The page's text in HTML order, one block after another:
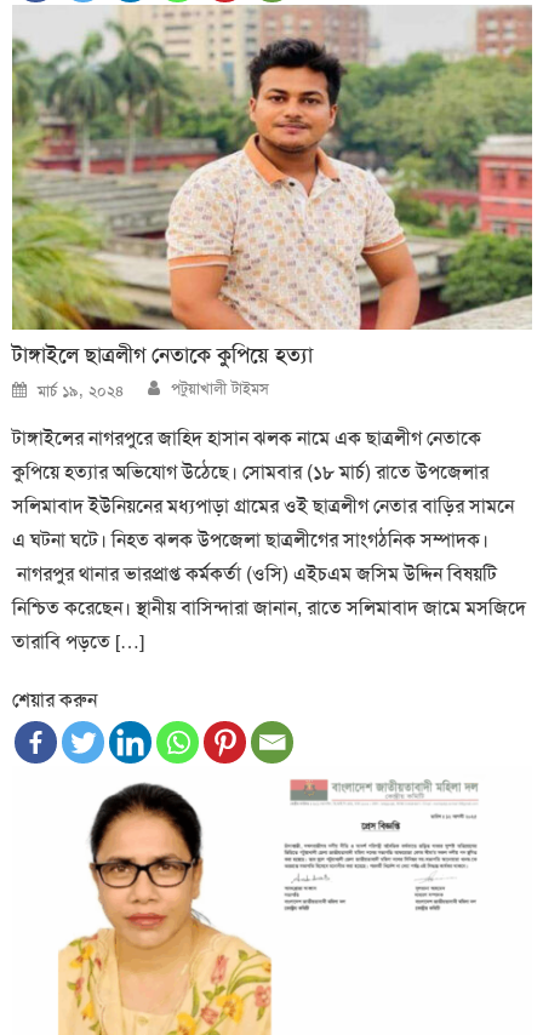
টাঙ্গাইলে ছাত্রলীগ নেতাকে কুপিয়ে হত্যা
Posted
on
মার্চ ১৯, ২০২৪ Author
পটুয়াখালী টাইমস
টাঙ্গাইলের নাগরপুরে জাহিদ হাসান ঝলক নামে এক ছাত্রলীগ নেতাকে
কুপিয়ে হত্যার অভিযোগ উঠেছে। সোমবার (১৮ মার্চ) রাতে উপজেলার
সলিমাবাদ ইউনিয়নের মধ্যপাড়া গ্রামের ওই ছাত্রলীগ নেতার বাড়ির সামনে
এ ঘটনা ঘটে। নিহত ঝলক উপজেলা ছাত্রলীগের সাংগঠনিক সম্পাদক।
নাগরপুর থানার ভারপ্রাপ্ত কর্মকর্তা (ওসি) এইচএম জসিম উদ্দিন বিষয়টি
নিশ্চিত করেছেন। স্থানীয় বাসিন্দারা জানান, রাতে সলিমাবাদ জামে মসজিদে
তারাবি পড়তে […]
শেয়ার করুন